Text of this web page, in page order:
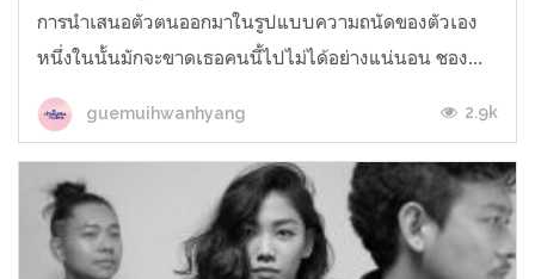
การนำเสนอตัวตนออกมาในรูปแบบความถนัดของตัวเอง
หนึ่งในนั้นมักจะขาดเธอคนนี้ไปไม่ได้อย่างแน่นอน ชอง...
guemuihwanhyang 2.9k